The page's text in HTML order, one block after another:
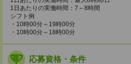
1日あたりの実働時間：7～8時間
シフト例
・10時00分～19時00分
・10時00分～18時00分
応募資格・条件